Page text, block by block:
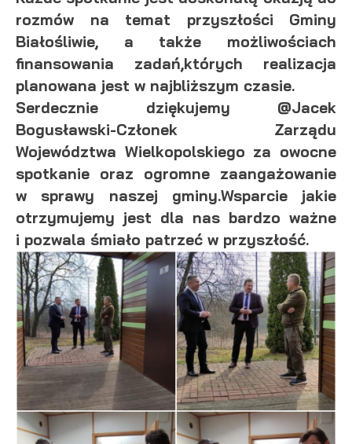
rozmów na temat przyszłości Gminy
Białośliwie, a także możliwościach
finansowania zadań,których realizacja
planowana jest w najbliższym czasie.
Serdecznie dziękujemy @Jacek
Bogusławski-Członek Zarządu
Województwa Wielkopolskiego za owocne
spotkanie oraz ogromne zaangażowanie
w sprawy naszej gminy.Wsparcie jakie
otrzymujemy jest dla nas bardzo ważne
i pozwala śmiało patrzeć w przyszłość.